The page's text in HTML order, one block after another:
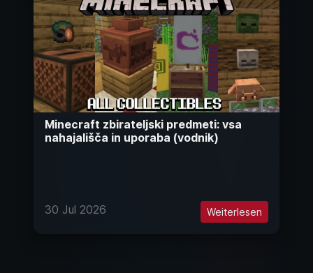
Minecraft zbirateljski predmeti: vsa
nahajališča in uporaba (vodnik)
30 Jul 2026 Weiterlesen